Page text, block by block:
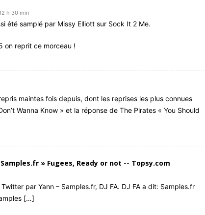
h 30 min
été samplé par Missy Elliott sur Sock It 2 Me.
on reprit ce morceau !
maintes fois depuis, dont les reprises les plus connues
Wanna Know » et la réponse de The Pirates « You Should
» Fugees, Ready or not -- Topsy.com
par Yann – Samples.fr, DJ FA. DJ FA a dit: Samples.fr
[…]